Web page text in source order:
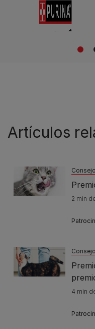
1
Artículos
2 min
4 min